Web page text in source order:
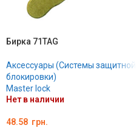
Бирка 71TAG
Аксессуары (Системы защитной
блокировки)
Master lock
Нет в наличии
48.58 грн.